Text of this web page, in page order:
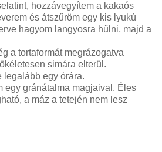
hozzávegyítem a kakaós
és átszűröm egy kis lyukú
hagyom langyosra hűlni, majd a
a tortaformát megrázogatva
simára elterül.
legalább egy órára.
egy gránátalma magjaival. Éles
a máz a tetején nem lesz